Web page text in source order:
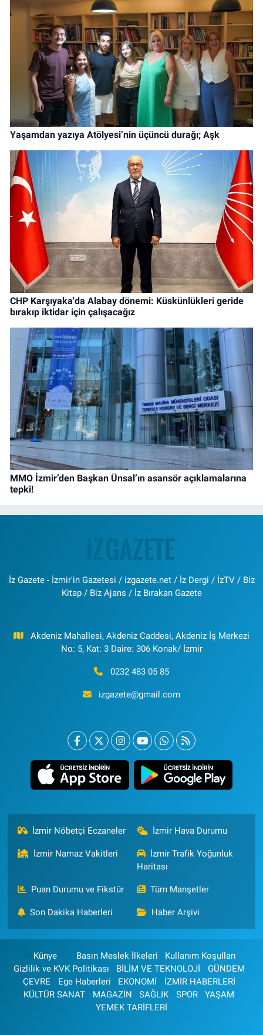
Yaşamdan yazıya Atölyesi’nin üçüncü durağı; Aşk
CHP Karşıyaka'da Alabay dönemi: Küskünlükleri geride
bırakıp iktidar için çalışacağız
MMO İzmir’den Başkan Ünsal’ın asansör açıklamalarına
tepki!
İz Gazete - İzmir'in Gazetesi / izgazete.net / İz Dergi / İzTV / Biz
Kitap / Biz Ajans / İz Bırakan Gazete
Akdeniz Mahallesi, Akdeniz Caddesi, Akdeniz İş Merkezi
No: 5, Kat: 3 Daire: 306 Konak/ İzmir
0232 483 05 85
izgazete@gmail.com
İzmir Nöbetçi Eczaneler İzmir Hava Durumu
İzmir Namaz Vakitleri
İzmir Trafik Yoğunluk
Haritası
Puan Durumu ve Fikstür Tüm Manşetler
Son Dakika Haberleri Haber Arşivi
Künye Basın Meslek İlkeleri
Kullanım Koşulları
Gizlilik ve KVK Politikası
BİLİM VE TEKNOLOJİ
GÜNDEM
ÇEVRE
Ege Haberleri EKONOMİ
İZMİR HABERLERİ
KÜLTÜR SANAT
MAGAZİN SAĞLIK SPOR
YAŞAM
YEMEK TARİFLERİ